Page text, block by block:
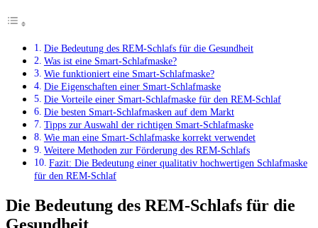
Die Bedeutung des REM-Schlafs für die Gesundheit
Was ist eine Smart-Schlafmaske?
Wie funktioniert eine Smart-Schlafmaske?
Die Eigenschaften einer Smart-Schlafmaske
Die Vorteile einer Smart-Schlafmaske für den REM-Schlaf
Die besten Smart-Schlafmasken auf dem Markt
Tipps zur Auswahl der richtigen Smart-Schlafmaske
Wie man eine Smart-Schlafmaske korrekt verwendet
Weitere Methoden zur Förderung des REM-Schlafs
Fazit: Die Bedeutung einer qualitativ hochwertigen Schlafmaske
für den REM-Schlaf
Die Bedeutung des REM-Schlafs für die